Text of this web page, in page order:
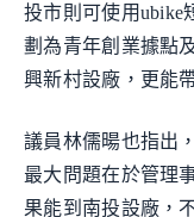
投市則可使用ubike
劃為青年創業據點
興新村設廠，更能
議員林儒暘也指出
最大問題在於管理
果能到南投設廠，